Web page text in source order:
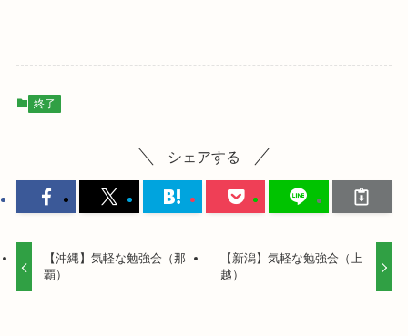
終了
シェアする
【沖縄】気軽な勉強会（那
覇）
【新潟】気軽な勉強会（上
越）